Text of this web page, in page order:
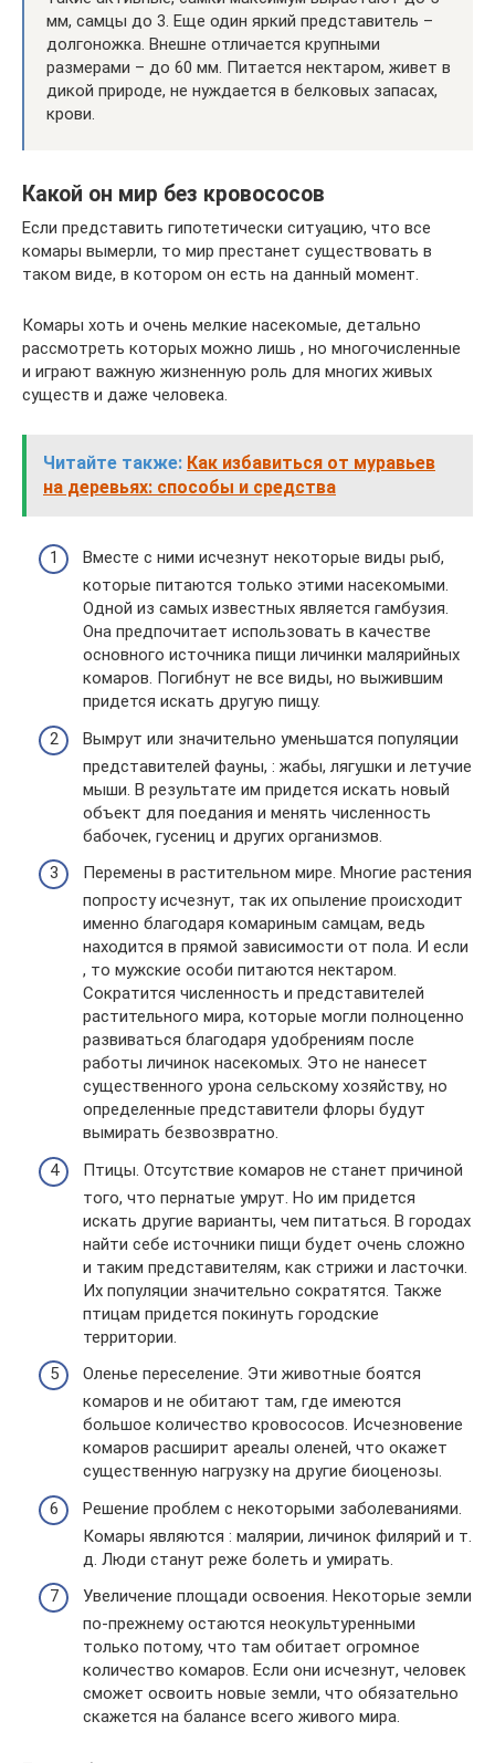
мм, самцы до 3. Еще один яркий представитель –
долгоножка. Внешне отличается крупными
размерами – до 60 мм. Питается нектаром, живет в
дикой природе, не нуждается в белковых запасах,
крови.
Какой он мир без кровососов
Если представить гипотетически ситуацию, что все
комары вымерли, то мир престанет существовать в
таком виде, в котором он есть на данный момент.
Комары хоть и очень мелкие насекомые, детально
рассмотреть которых можно лишь , но многочисленные
и играют важную жизненную роль для многих живых
существ и даже человека.
Читайте также: Как избавиться от муравьев
на деревьях: способы и средства
Вместе с ними исчезнут некоторые виды рыб,
которые питаются только этими насекомыми.
Одной из самых известных является гамбузия.
Она предпочитает использовать в качестве
основного источника пищи личинки малярийных
комаров. Погибнут не все виды, но выжившим
придется искать другую пищу.
Вымрут или значительно уменьшатся популяции
представителей фауны, : жабы, лягушки и летучие
мыши. В результате им придется искать новый
объект для поедания и менять численность
бабочек, гусениц и других организмов.
Перемены в растительном мире. Многие растения
попросту исчезнут, так их опыление происходит
именно благодаря комариным самцам, ведь
находится в прямой зависимости от пола. И если
, то мужские особи питаются нектаром.
Сократится численность и представителей
растительного мира, которые могли полноценно
развиваться благодаря удобрениям после
работы личинок насекомых. Это не нанесет
существенного урона сельскому хозяйству, но
определенные представители флоры будут
вымирать безвозвратно.
Птицы. Отсутствие комаров не станет причиной
того, что пернатые умрут. Но им придется
искать другие варианты, чем питаться. В городах
найти себе источники пищи будет очень сложно
и таким представителям, как стрижи и ласточки.
Их популяции значительно сократятся. Также
птицам придется покинуть городские
территории.
Оленье переселение. Эти животные боятся
комаров и не обитают там, где имеются
большое количество кровососов. Исчезновение
комаров расширит ареалы оленей, что окажет
существенную нагрузку на другие биоценозы.
Решение проблем с некоторыми заболеваниями.
Комары являются : малярии, личинок филярий и т.
д. Люди станут реже болеть и умирать.
Увеличение площади освоения. Некоторые земли
по-прежнему остаются неокультуренными
только потому, что там обитает огромное
количество комаров. Если они исчезнут, человек
сможет освоить новые земли, что обязательно
скажется на балансе всего живого мира.